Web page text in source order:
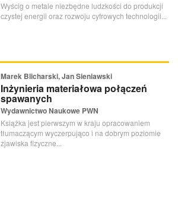
Wyścig o metale niezbędne ludzkości do produkcji
czystej energii oraz rozwoju cyfrowych technologii...
Marek Blicharski, Jan Sieniawski
Inżynieria materiałowa połączeń
spawanych
Wydawnictwo Naukowe PWN
Książka jest pierwszym w kraju opracowaniem
tłumaczącym wyczerpująco i na dobrym poziomie
zjawiska fizyczne...